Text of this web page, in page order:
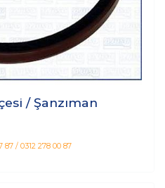
/ Şanzıman
87 / 0312 278 00 87